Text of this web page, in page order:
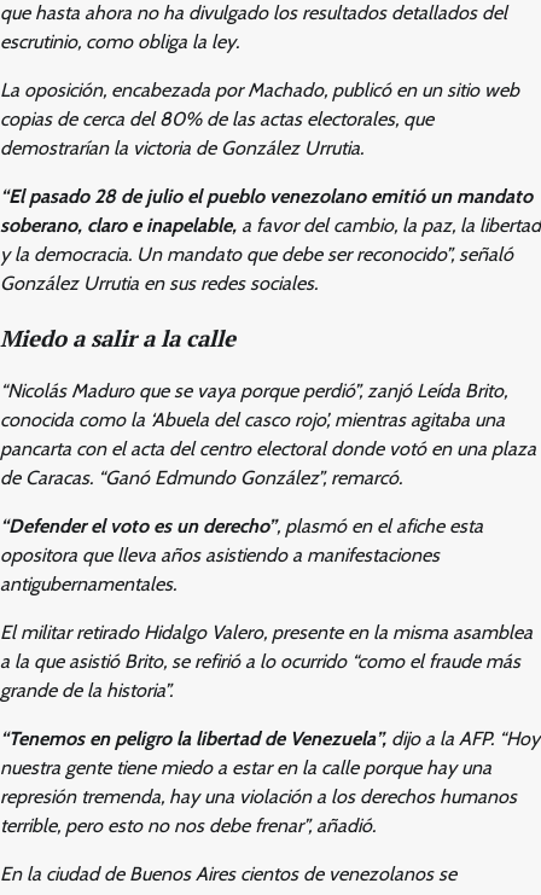
que hasta ahora no ha divulgado los resultados detallados del
escrutinio, como obliga la ley.
La oposición, encabezada por Machado, publicó en un sitio web
copias de cerca del 80% de las actas electorales, que
demostrarían la victoria de González Urrutia.
“El pasado 28 de julio el pueblo venezolano emitió un mandato
soberano, claro e inapelable, a favor del cambio, la paz, la libertad
y la democracia. Un mandato que debe ser reconocido”, señaló
González Urrutia en sus redes sociales.
Miedo a salir a la calle
“Nicolás Maduro que se vaya porque perdió”, zanjó Leída Brito,
conocida como la ‘Abuela del casco rojo’, mientras agitaba una
pancarta con el acta del centro electoral donde votó en una plaza
de Caracas. “Ganó Edmundo González”, remarcó.
“Defender el voto es un derecho”, plasmó en el afiche esta
opositora que lleva años asistiendo a manifestaciones
antigubernamentales.
El militar retirado Hidalgo Valero, presente en la misma asamblea
a la que asistió Brito, se refirió a lo ocurrido “como el fraude más
grande de la historia”.
“Tenemos en peligro la libertad de Venezuela”, dijo a la AFP. “Hoy
nuestra gente tiene miedo a estar en la calle porque hay una
represión tremenda, hay una violación a los derechos humanos
terrible, pero esto no nos debe frenar”, añadió.
En la ciudad de Buenos Aires cientos de venezolanos se